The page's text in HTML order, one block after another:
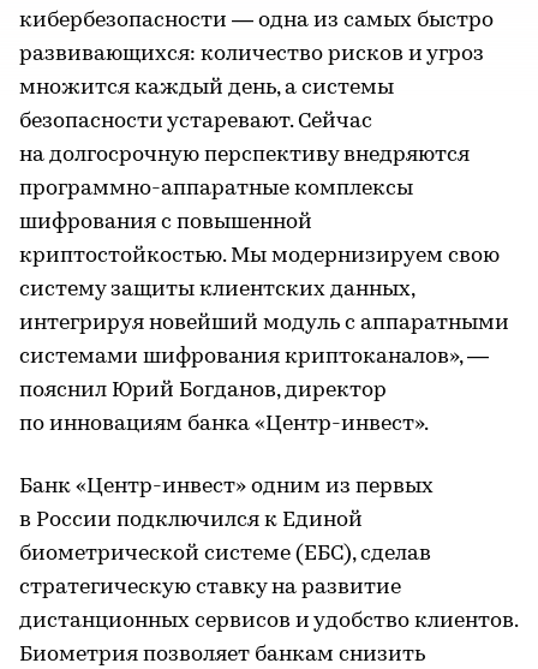
кибербезопасности — одна из самых быстро
развивающихся: количество рисков и угроз
множится каждый день, а системы
безопасности устаревают. Сейчас
на долгосрочную перспективу внедряются
программно-аппаратные комплексы
шифрования с повышенной
криптостойкостью. Мы модернизируем свою
систему защиты клиентских данных,
интегрируя новейший модуль с аппаратными
системами шифрования криптоканалов», —
пояснил Юрий Богданов, директор
по инновациям банка «Центр-инвест».
Банк «Центр-инвест» одним из первых
в России подключился к Единой
биометрической системе (ЕБС), сделав
стратегическую ставку на развитие
дистанционных сервисов и удобство клиентов.
Биометрия позволяет банкам снизить